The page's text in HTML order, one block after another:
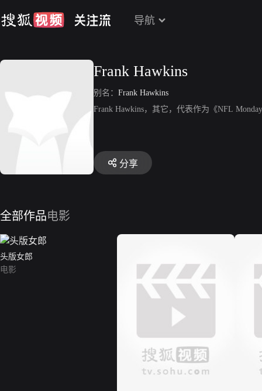
导航
Frank Hawkins
别名： Frank Hawkins
Frank Hawkins，其它，代表作为《NFL
分享
全部作品电影
头版女郎
电影